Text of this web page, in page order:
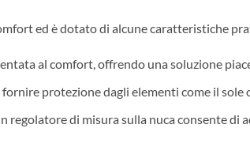
ed è dotato di alcune caratteristiche
al comfort, offrendo una soluzione
protezione dagli elementi come il sole
regolatore di misura sulla nuca consente